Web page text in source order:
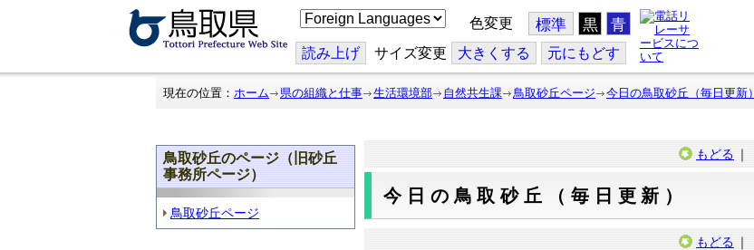
こ
の
ジ
を
翻
色変更 標準 黒 青
読み上げ サイズ変更 大きくする 元にもどす
現在の位置： ホーム 県の組織と仕事 生活環境部 自然共生課 鳥取砂丘ページ 今日の鳥取砂丘（毎日更新）
鳥取砂丘のページ（旧砂丘
事務所ページ）
鳥取砂丘ページ
もどる ｜
今日の鳥取砂丘（毎日更新）
もどる ｜